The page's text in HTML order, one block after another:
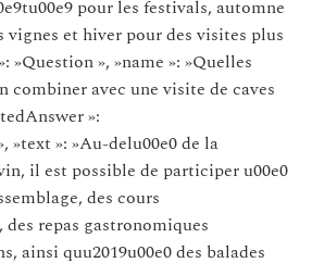
pour les festivals, automne
vignes et hiver pour des visites plus
»Question », »name »: »Quelles
combiner avec une visite de caves
»:
»text »: »Au-delu00e0 de la
il est possible de participer u00e0
des cours
des repas gastronomiques
ainsi quu2019u00e0 des balades